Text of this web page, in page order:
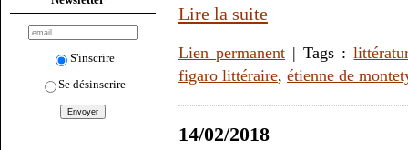
S'inscrire
Se désinscrire
Lire la suite
Lien permanent | Tags :
figaro littéraire, étienne de
14/02/2018